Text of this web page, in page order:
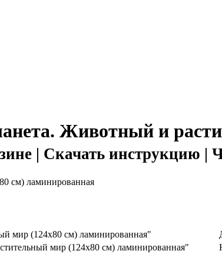
Животный и
| Скачать инструкцию |
мир (124х80 см) ламинированная"
мир (124х80 см) ламинированная"